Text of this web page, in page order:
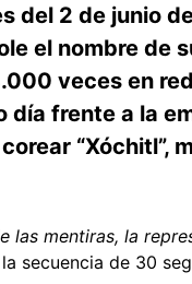
del 2 de junio
el nombre de
veces en
frente a la
“Xóchitl”,
las mentiras, la
secuencia de 30